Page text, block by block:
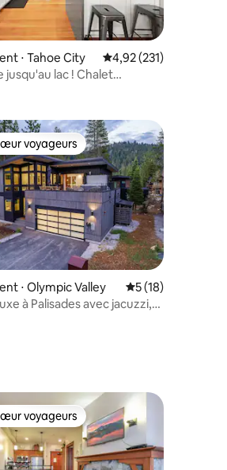
de 167 commentaires : 4,95 sur 5
⋅ Tahoe City Évaluation moyenne
4,92 (231)
jusqu'au lac ! Chalet
de 183 commentaires : 4,92 sur 5
voyageurs
voyageurs
⋅ Olympic Valley Évaluation
5 (18)
à Palisades avec jacuzzi,
voyageurs
voyageurs